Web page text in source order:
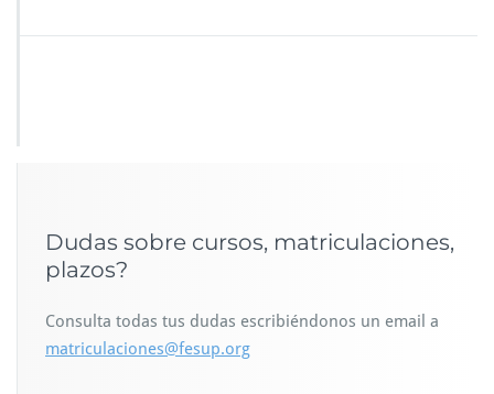
Dudas sobre cursos, matriculaciones,
plazos?
Consulta todas tus dudas escribiéndonos un email a
matriculaciones@fesup.org